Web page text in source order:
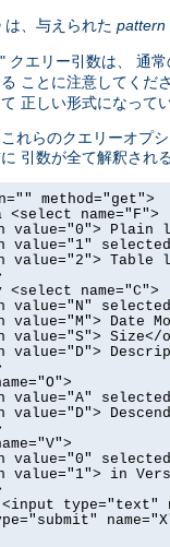
は、与えられた pattern
クエリー引数は、 通常
ことに注意してくだ
正しい形式になって
れらのクエリーオプ
引数が全て解釈され
method="get">
<select name="F">
value="0"> Plain
value="1"
value="2"> Table
<select name="C">
value="N"
value="M"> Date
value="S"> Size</
value="D">
value="A"
value="D">
value="0"
value="1"> in
<input type="text"